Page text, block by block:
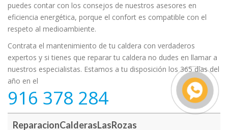
puedes contar con los consejos de nuestros asesores en
eficiencia energética, porque el confort es compatible con el
respeto al medioambiente.
Contrata el mantenimiento de tu caldera con verdaderos
expertos y si tienes que reparar tu caldera no dudes en llamar a
nuestros especialistas. Estamos a tu disposición los 365 días del
año en el
916 378 284
ReparacionCalderasLasRozas